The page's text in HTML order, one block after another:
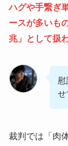
ハグや手繋ぎ
ースが多いも
兆」として扱
慰
せ
裁判では「肉